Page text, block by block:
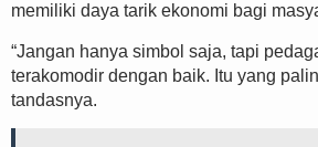
memiliki daya tarik ekonomi bagi
“Jangan hanya simbol saja, tapi
terakomodir dengan baik. Itu yang
tandasnya.